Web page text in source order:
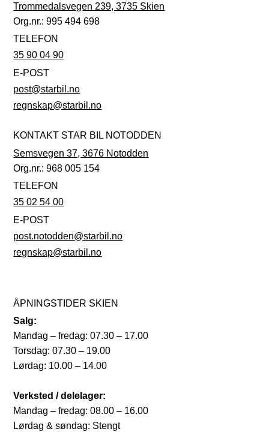
Trommedalsvegen 239, 3735 Skien
Org.nr.: 995 494 698
TELEFON
35 90 04 90
E-POST
post@starbil.no
regnskap@starbil.no
KONTAKT STAR BIL NOTODDEN
Semsvegen 37, 3676 Notodden
Org.nr.: 968 005 154
TELEFON
35 02 54 00
E-POST
post.notodden@starbil.no
regnskap@starbil.no
ÅPNINGSTIDER SKIEN
Salg:
Mandag – fredag: 07.30 – 17.00
Torsdag: 07.30 – 19.00
Lørdag: 10.00 – 14.00
Verksted / delelager:
Mandag – fredag: 08.00 – 16.00
Lørdag & søndag: Stengt